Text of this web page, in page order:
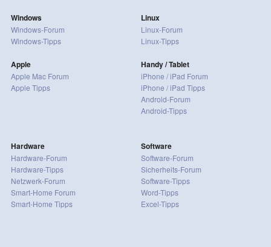
Windows
Windows-Forum
Windows-Tipps
Apple
Apple Mac Forum
Apple Tipps
Linux
Linux-Forum
Linux-Tipps
Handy / Tablet
iPhone / iPad Forum
iPhone / iPad Tipps
Android-Forum
Android-Tipps
Hardware
Hardware-Forum
Hardware-Tipps
Netzwerk-Forum
Smart-Home Forum
Smart-Home Tipps
Software
Software-Forum
Sicherheits-Forum
Software-Tipps
Word-Tipps
Excel-Tipps